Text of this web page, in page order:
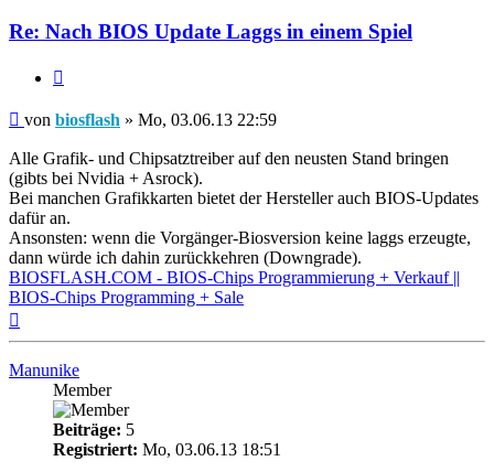
Re: Nach BIOS Update Laggs in einem Spiel
Beitrag
von biosflash » Mo, 03.06.13 22:59
Alle Grafik- und Chipsatztreiber auf den neusten Stand bringen
(gibts bei Nvidia + Asrock).
Bei manchen Grafikkarten bietet der Hersteller auch BIOS-Updates
dafür an.
Ansonsten: wenn die Vorgänger-Biosversion keine laggs erzeugte,
dann würde ich dahin zurückkehren (Downgrade).
BIOSFLASH.COM - BIOS-Chips Programmierung + Verkauf ||
BIOS-Chips Programming + Sale
Manunike
Member
Beiträge: 5
Registriert: Mo, 03.06.13 18:51